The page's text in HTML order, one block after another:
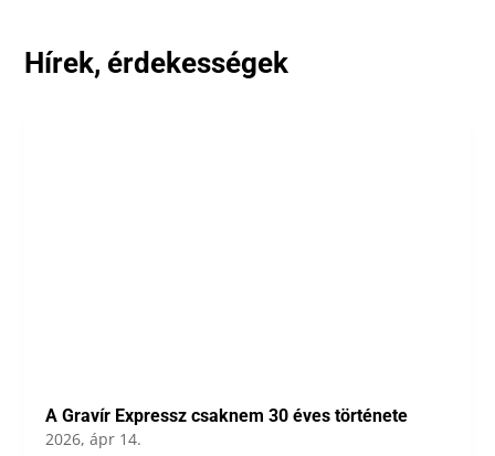
Hírek, érdekességek
A Gravír Expressz csaknem 30 éves története
2026, ápr 14.